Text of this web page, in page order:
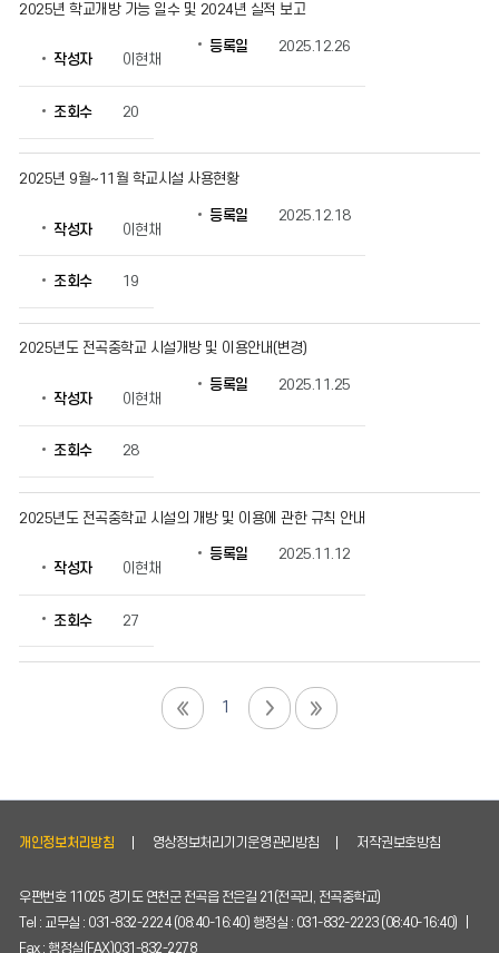
2025년 학교개방 가능 일수 및 2024년 실적 보고
작성자 이현채
등록일 2025.12.26
조회수 20
2025년 9월~11월 학교시설 사용현황
작성자 이현채
등록일 2025.12.18
조회수 19
2025년도 전곡중학교 시설개방 및 이용안내(변경)
작성자 이현채
등록일 2025.11.25
조회수 28
2025년도 전곡중학교 시설의 개방 및 이용에 관한 규칙 안내
작성자 이현채
등록일 2025.11.12
조회수 27
1
개인정보처리방침 영상정보처리기기운영관리방침 저작권보호방침
우편번호 11025 경기도 연천군 전곡읍 전은길 21(전곡리, 전곡중학교)
Tel : 교무실 : 031-832-2224 (08:40-16:40) 행정실 : 031-832-2223 (08:40-16:40) |
Fax : 행정실(FAX)031-832-2278